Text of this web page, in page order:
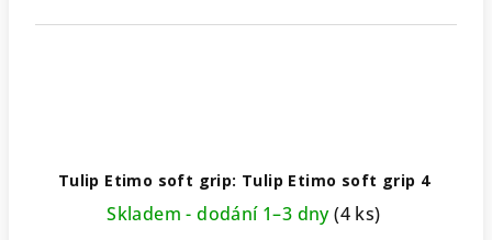
Tulip Etimo soft grip: Tulip Etimo soft grip 4
Skladem - dodání 1–3 dny(4 ks)